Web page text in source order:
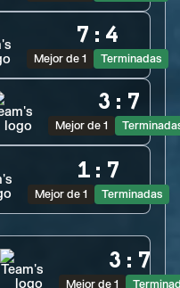
7 : 4
Mejor de 1 Terminadas
3 : 7
Mejor de 1
1 : 7
Mejor de 1 Terminadas
3 : 7
Mejor de 1